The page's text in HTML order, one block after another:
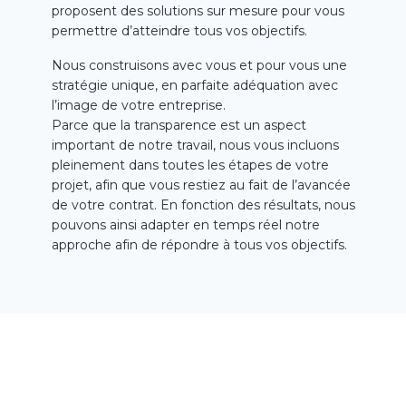
proposent des solutions sur mesure pour vous
permettre d’atteindre tous vos objectifs.
Nous construisons avec vous et pour vous une
stratégie unique, en parfaite adéquation avec
l’image de votre entreprise.
Parce que la transparence est un aspect
important de notre travail, nous vous incluons
pleinement dans toutes les étapes de votre
projet, afin que vous restiez au fait de l’avancée
de votre contrat. En fonction des résultats, nous
pouvons ainsi adapter en temps réel notre
approche afin de répondre à tous vos objectifs.